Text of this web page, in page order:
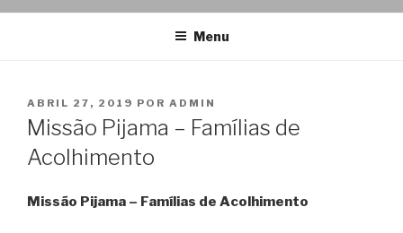
Menu
PUBLICADO
EM
ABRIL 27, 2019 POR ADMIN
Missão Pijama – Famílias de
Acolhimento
Missão Pijama – Famílias de Acolhimento